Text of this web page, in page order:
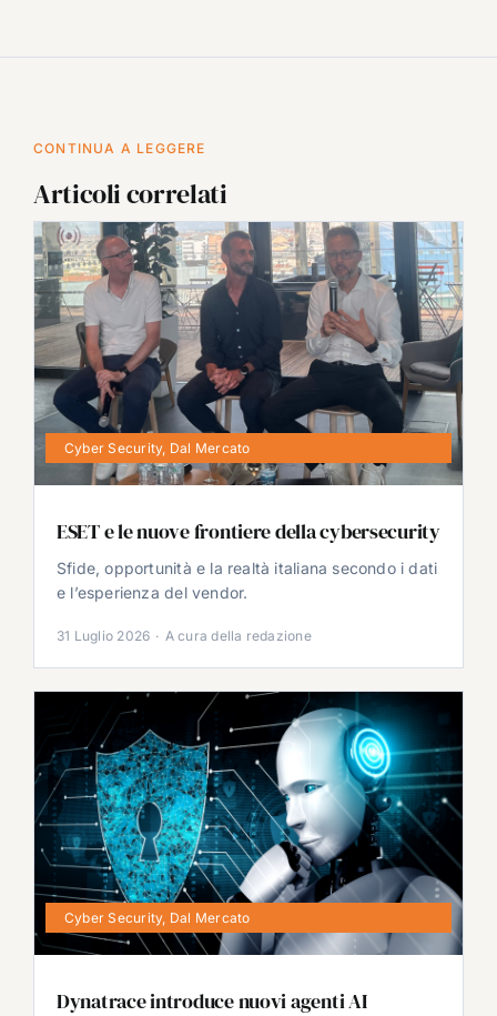
CONTINUA A LEGGERE
Articoli correlati
Cyber Security, Dal Mercato
ESET e le nuove frontiere della cybersecurity
Sfide, opportunità e la realtà italiana secondo i dati
e l’esperienza del vendor.
31 Luglio 2026 · A cura della redazione
Cyber Security, Dal Mercato
Dynatrace introduce nuovi agenti AI